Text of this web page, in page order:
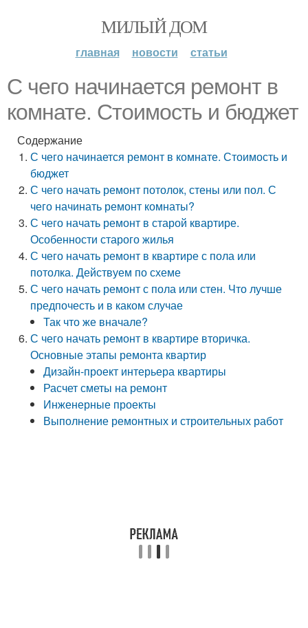
МИЛЫЙ ДОМ
главная новости статьи
С чего начинается ремонт в
комнате. Стоимость и бюджет
Содержание
С чего начинается ремонт в комнате. Стоимость и
бюджет
С чего начать ремонт потолок, стены или пол. С
чего начинать ремонт комнаты?
С чего начать ремонт в старой квартире.
Особенности старого жилья
С чего начать ремонт в квартире с пола или
потолка. Действуем по схеме
С чего начать ремонт с пола или стен. Что лучше
предпочесть и в каком случае
Так что же вначале?
С чего начать ремонт в квартире вторичка.
Основные этапы ремонта квартир
Дизайн-проект интерьера квартиры
Расчет сметы на ремонт
Инженерные проекты
Выполнение ремонтных и строительных работ